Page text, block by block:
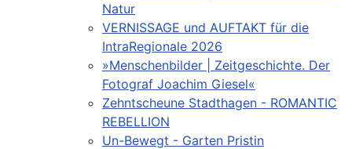
Natur
VERNISSAGE und AUFTAKT für die
IntraRegionale 2026
»Menschenbilder | Zeitgeschichte. Der
Fotograf Joachim Giesel«
Zehntscheune Stadthagen - ROMANTIC
REBELLION
Un-Bewegt - Garten Pristin